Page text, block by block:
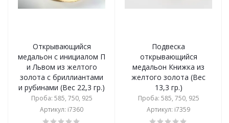
Открывающийся
медальон с инициалом П
и Львом из желтого
золота с бриллиантами
и рубинами (Вес 22,3 гр.)
Проба: 585, 750, 925
Артикул: i7360
Подвеска
открывающийся
медальон Книжка из
желтого золота (Вес
13,3 гр.)
Проба: 585, 750, 925
Артикул: i7359